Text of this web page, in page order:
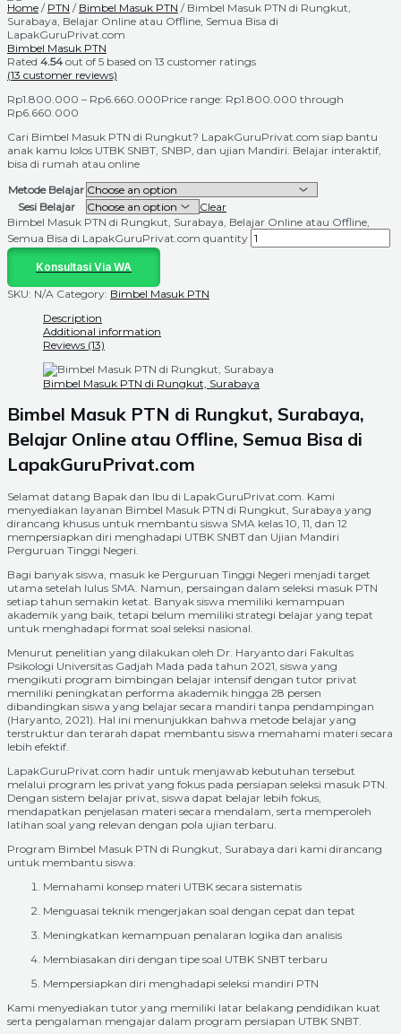
Home / PTN / Bimbel Masuk PTN / Bimbel Masuk PTN di Rungkut,
Surabaya, Belajar Online atau Offline, Semua Bisa di
LapakGuruPrivat.com
Bimbel Masuk PTN
Rated 4.54 out of 5 based on 13 customer ratings
(13 customer reviews)
Rp1.800.000 – Rp6.660.000Price range: Rp1.800.000 through
Rp6.660.000
Cari Bimbel Masuk PTN di Rungkut? LapakGuruPrivat.com siap bantu
anak kamu lolos UTBK SNBT, SNBP, dan ujian Mandiri. Belajar interaktif,
bisa di rumah atau online
Metode Belajar
Sesi Belajar
Clear
Bimbel Masuk PTN di Rungkut, Surabaya, Belajar Online atau Offline,
Semua Bisa di LapakGuruPrivat.com quantity
Konsultasi Via WA
SKU: N/A Category: Bimbel Masuk PTN
Description
Additional information
Reviews (13)
Bimbel Masuk PTN di Rungkut, Surabaya
Bimbel Masuk PTN di Rungkut, Surabaya,
Belajar Online atau Offline, Semua Bisa di
LapakGuruPrivat.com
Selamat datang Bapak dan Ibu di LapakGuruPrivat.com. Kami
menyediakan layanan Bimbel Masuk PTN di Rungkut, Surabaya yang
dirancang khusus untuk membantu siswa SMA kelas 10, 11, dan 12
mempersiapkan diri menghadapi UTBK SNBT dan Ujian Mandiri
Perguruan Tinggi Negeri.
Bagi banyak siswa, masuk ke Perguruan Tinggi Negeri menjadi target
utama setelah lulus SMA. Namun, persaingan dalam seleksi masuk PTN
setiap tahun semakin ketat. Banyak siswa memiliki kemampuan
akademik yang baik, tetapi belum memiliki strategi belajar yang tepat
untuk menghadapi format soal seleksi nasional.
Menurut penelitian yang dilakukan oleh Dr. Haryanto dari Fakultas
Psikologi Universitas Gadjah Mada pada tahun 2021, siswa yang
mengikuti program bimbingan belajar intensif dengan tutor privat
memiliki peningkatan performa akademik hingga 28 persen
dibandingkan siswa yang belajar secara mandiri tanpa pendampingan
(Haryanto, 2021). Hal ini menunjukkan bahwa metode belajar yang
terstruktur dan terarah dapat membantu siswa memahami materi secara
lebih efektif.
LapakGuruPrivat.com hadir untuk menjawab kebutuhan tersebut
melalui program les privat yang fokus pada persiapan seleksi masuk PTN.
Dengan sistem belajar privat, siswa dapat belajar lebih fokus,
mendapatkan penjelasan materi secara mendalam, serta memperoleh
latihan soal yang relevan dengan pola ujian terbaru.
Program Bimbel Masuk PTN di Rungkut, Surabaya dari kami dirancang
untuk membantu siswa:
Memahami konsep materi UTBK secara sistematis
Menguasai teknik mengerjakan soal dengan cepat dan tepat
Meningkatkan kemampuan penalaran logika dan analisis
Membiasakan diri dengan tipe soal UTBK SNBT terbaru
Mempersiapkan diri menghadapi seleksi mandiri PTN
Kami menyediakan tutor yang memiliki latar belakang pendidikan kuat
serta pengalaman mengajar dalam program persiapan UTBK SNBT.